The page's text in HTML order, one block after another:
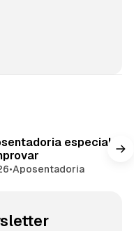
especial?
•Aposentadoria